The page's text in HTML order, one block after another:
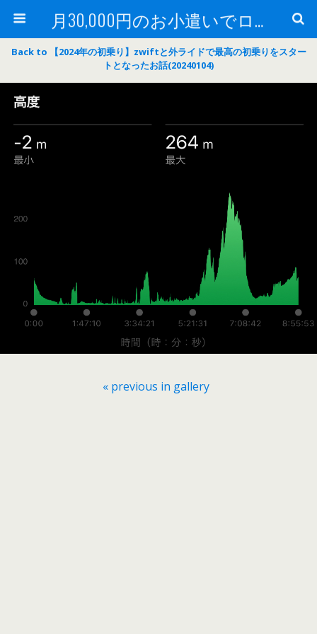
月30,000円のお小遣いでロードバイク
Back to 【2024年の初乗り】zwiftと外ライドで最高の初乗りをスター
トとなったお話(20240104)
« previous in gallery